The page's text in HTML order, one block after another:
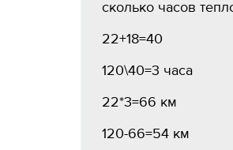
сколько часов
22+18=40
120\40=3 часа
22*3=66 км
120-66=54 км